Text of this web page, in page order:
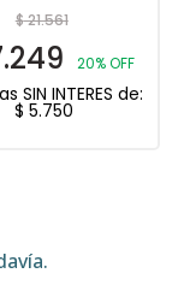
$21.561
20% OFF
SIN INTERES de:
$ 5.750